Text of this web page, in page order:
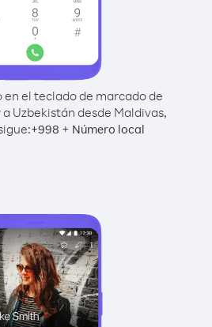
en el teclado de marcado de
Uzbekistán desde Maldivas,
+998 + Número local